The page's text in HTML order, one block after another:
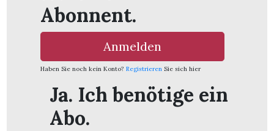
Abonnent.
Anmelden
Haben Sie noch kein Konto? Registrieren Sie sich hier
Ja. Ich benötige ein
Abo.